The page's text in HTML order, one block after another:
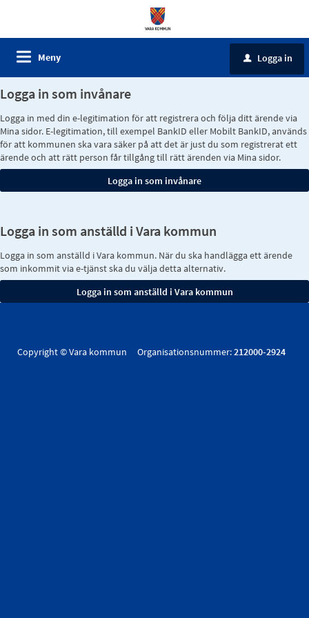
Meny u Logga in
Logga in som invånare
Logga in med din e-legitimation för att registrera och följa ditt ärende via
Mina sidor. E-legitimation, till exempel BankID eller Mobilt BankID, används
för att kommunen ska vara säker på att det är just du som registrerat ett
ärende och att rätt person får tillgång till rätt ärenden via Mina sidor.
Logga in som anställd i Vara kommun
Logga in som anställd i Vara kommun. När du ska handlägga ett ärende
som inkommit via e-tjänst ska du välja detta alternativ.
Copyright © Vara kommun Organisationsnummer:212000-2924